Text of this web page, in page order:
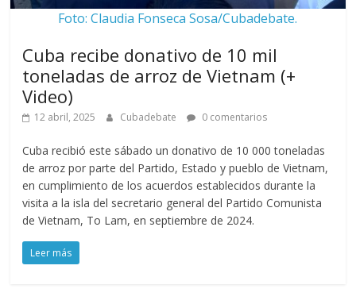
Foto: Claudia Fonseca Sosa/Cubadebate.
Cuba recibe donativo de 10 mil
toneladas de arroz de Vietnam (+
Video)
12 abril, 2025 Cubadebate 0 comentarios
Cuba recibió este sábado un donativo de 10 000 toneladas
de arroz por parte del Partido, Estado y pueblo de Vietnam,
en cumplimiento de los acuerdos establecidos durante la
visita a la isla del secretario general del Partido Comunista
de Vietnam, To Lam, en septiembre de 2024.
Leer más